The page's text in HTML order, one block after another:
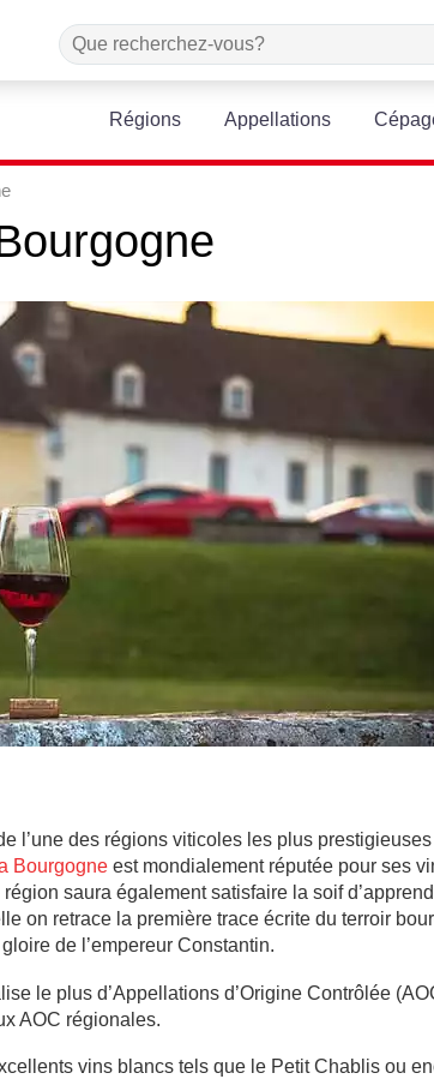
Régions Appellations
l’une des régions viticoles les plus
Bourgogne est mondialement réputée pour ses
saura également satisfaire la soif
on retrace la première trace écrite du terroir
de l’empereur Constantin.
le plus d’Appellations d’Origine Contrôlée
AOC régionales.
vins blancs tels que le Petit Chablis ou